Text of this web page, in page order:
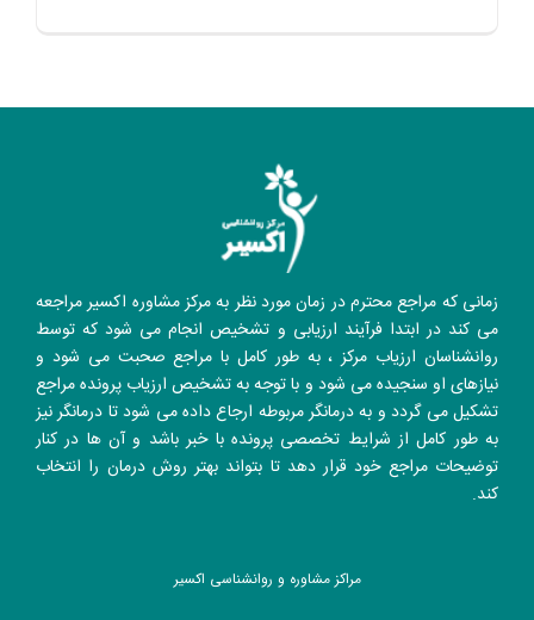
زمانی که مراجع محترم در زمان مورد نظر به مرکز مشاوره اکسیر مراجعه
می کند در ابتدا فرآیند ارزیابی و تشخیص انجام می شود که توسط
روانشناسان ارزیاب مرکز ، به طور کامل با مراجع صحبت می شود و
نیازهای او سنجیده می شود و با توجه به تشخیص ارزیاب پرونده مراجع
تشکیل می گردد و به درمانگر مربوطه ارجاع داده می شود تا درمانگر نیز
به طور کامل از شرایط تخصصی پرونده با خبر باشد و آن ها در کنار
توضیحات مراجع خود قرار دهد تا بتواند بهتر روش درمان را انتخاب
کند.
مراکز مشاوره و روانشناسی اکسیر